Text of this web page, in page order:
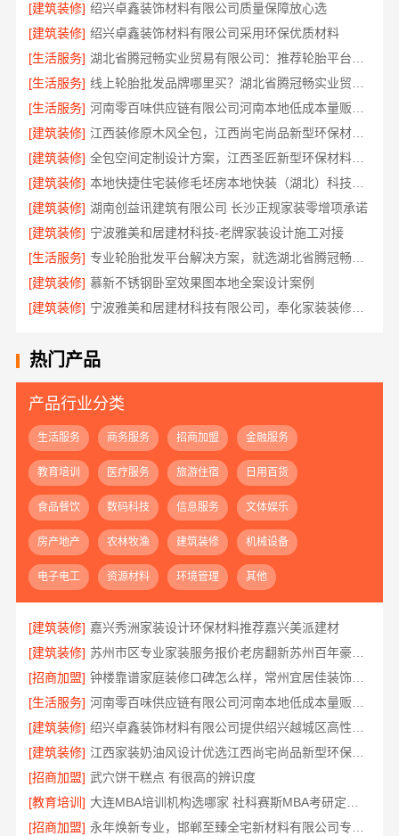
[建筑装修] 绍兴卓鑫装饰材料有限公司质量保障放心选
[建筑装修] 绍兴卓鑫装饰材料有限公司采用环保优质材料
[生活服务]
[生活服务]
[生活服务]
[建筑装修]
江西装修原木风全包，江西尚宅尚品新型环保材料有限公司
[建筑装修]
全包空间定制设计方案，江西圣匠新型环保材料有限公司
[建筑装修]
[建筑装修] 湖南创益讯建筑有限公司 长沙正规家装零增项承诺
[建筑装修] 宁波雅美和居建材科技-老牌家装设计施工对接
[生活服务]
专业轮胎批发平台解决方案，就选湖北省腾冠畅实业贸易有限公司
[建筑装修] 慕新不锈钢卧室效果图本地全案设计案例
[建筑装修]
宁波雅美和居建材科技有限公司，奉化家装装修线下门店地址
热门产品
产品行业分类
生活服务 商务服务 招商加盟 金融服务
教育培训 医疗服务 旅游住宿 日用百货
食品餐饮 数码科技 信息服务 文体娱乐
房产地产 农林牧渔 建筑装修 机械设备
电子电工 资源材料 环境管理 其他
[建筑装修] 嘉兴秀洲家装设计环保材料推荐嘉兴美派建材
[建筑装修]
苏州市区专业家装服务报价老房翻新苏州百年豪庭新材料有限公司
[招商加盟]
钟楼靠谱家庭装修口碑怎么样，常州宜居佳装饰好评案例
[生活服务]
[建筑装修]
[建筑装修]
江西家装奶油风设计优选江西尚宅尚品新型环保材料有限公司
[招商加盟] 武穴饼干糕点 有很高的辨识度
[教育培训]
[招商加盟]